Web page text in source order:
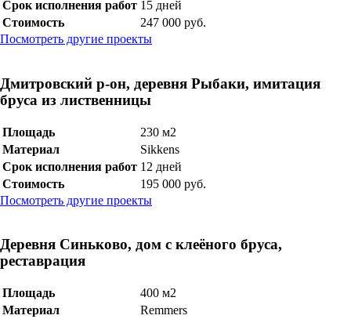
Срок исполнения работ 15 дней
Стоимость
247 000 руб.
Посмотреть другие проекты
Дмитровский р-он, деревня Рыбаки, имитация
бруса из лиственницы
Площадь
230 м2
Материал
Sikkens
Срок исполнения работ 12 дней
Стоимость
195 000 руб.
Посмотреть другие проекты
Деревня Синьково, дом с клеёного бруса,
реставрация
Площадь
400 м2
Материал
Remmers